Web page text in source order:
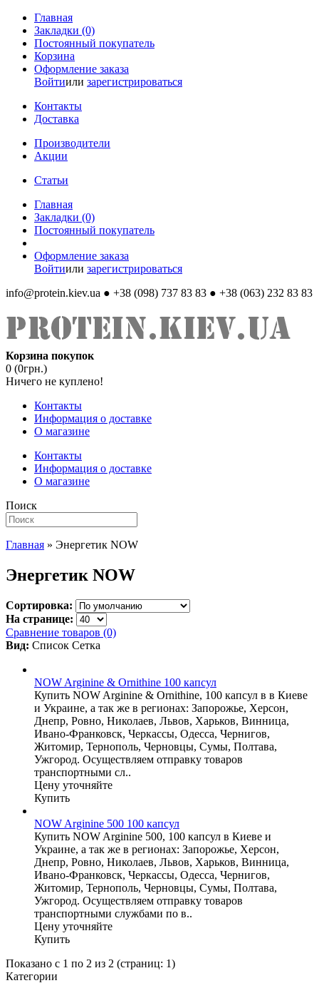
Главная
Закладки (0)
Постоянный покупатель
Корзина
Оформление заказа
Войтиили зарегистрироваться
Контакты
Доставка
Производители
Акции
Статьи
Главная
Закладки (0)
Постоянный покупатель
Оформление заказа
Войтиили зарегистрироваться
info@protein.kiev.ua ● +38 (098) 737 83 83 ● +38 (063) 232 83 83
Корзина покупок
0 (0грн.)
Ничего не куплено!
Контакты
Информация о доставке
О магазине
Контакты
Информация о доставке
О магазине
Поиск
Главная » Энергетик NOW
Энергетик NOW
Сортировка:
На странице:
Сравнение товаров (0)
Вид: Список Сетка
NOW Arginine & Ornithine 100 капсул
Купить NOW Arginine & Ornithine, 100 капсул в в Киеве
и Украине, а так же в регионах: Запорожье, Херсон,
Днепр, Ровно, Николаев, Львов, Харьков, Винница,
Ивано-Франковск, Черкассы, Одесса, Чернигов,
Житомир, Тернополь, Черновцы, Сумы, Полтава,
Ужгород. Осуществляем отправку товаров
транспортными сл..
Цену уточняйте
Купить
NOW Arginine 500 100 капсул
Купить NOW Arginine 500, 100 капсул в Киеве и
Украине, а так же в регионах: Запорожье, Херсон,
Днепр, Ровно, Николаев, Львов, Харьков, Винница,
Ивано-Франковск, Черкассы, Одесса, Чернигов,
Житомир, Тернополь, Черновцы, Сумы, Полтава,
Ужгород. Осуществляем отправку товаров
транспортными службами по в..
Цену уточняйте
Купить
Показано с 1 по 2 из 2 (страниц: 1)
Категории